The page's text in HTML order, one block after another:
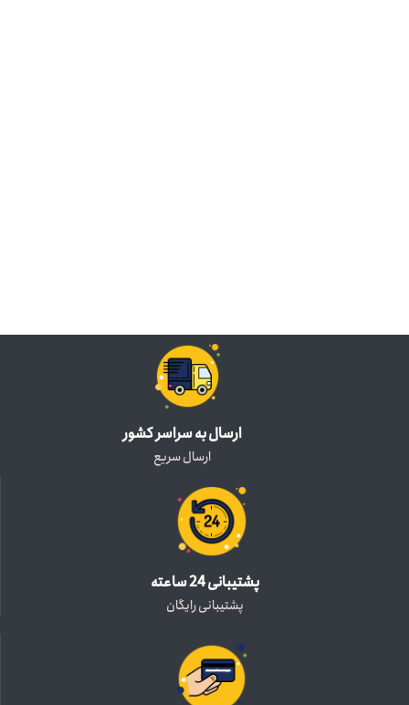
ارسال به سراسر کشور
ارسال سریع
پشتیبانی 24 ساعته
پشتیبانی رایگان